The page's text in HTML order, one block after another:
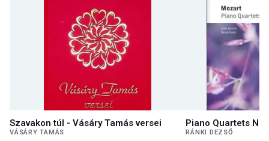
Szavakon túl - Vásáry Tamás versei
VÁSÁRY TAMÁS
Piano Quartets
RÁNKI DEZSŐ